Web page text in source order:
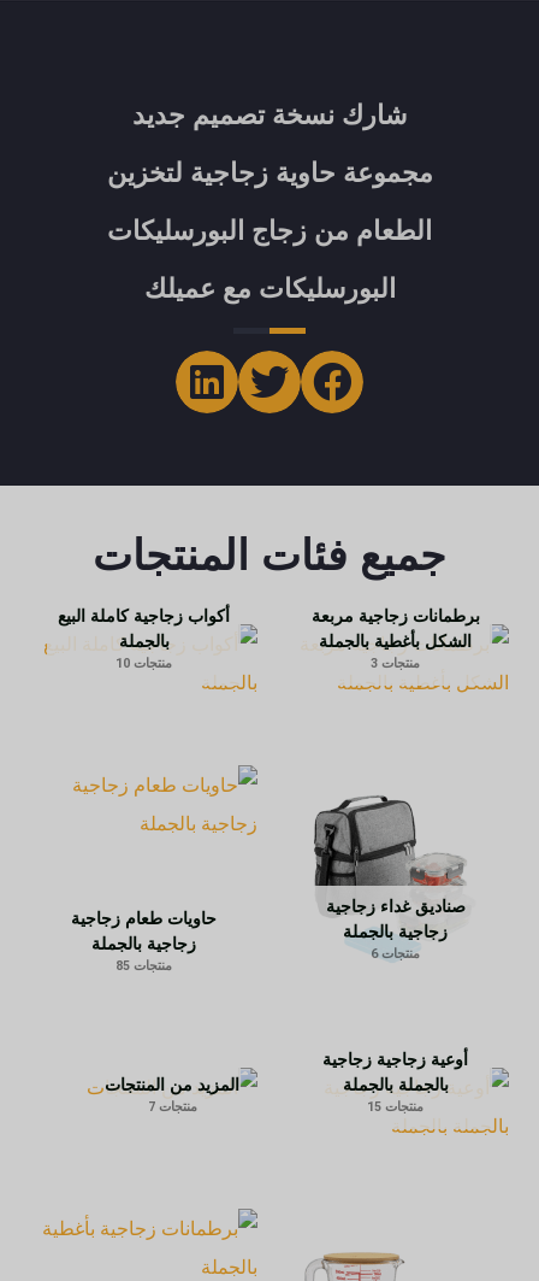
شارك نسخة تصميم جديد
مجموعة حاوية زجاجية لتخزين
الطعام من زجاج البورسليكات
البورسليكات مع عميلك
جميع فئات المنتجات
برطمانات زجاجية مربعة
الشكل بأغطية بالجملة
منتجات 3
أكواب زجاجية كاملة البيع
بالجملة
منتجات 10
صناديق غداء زجاجية
زجاجية بالجملة
منتجات 6
حاويات طعام زجاجية
زجاجية بالجملة
منتجات 85
أوعية زجاجية زجاجية
بالجملة بالجملة
منتجات 15
المزيد من المنتجات
منتجات 7